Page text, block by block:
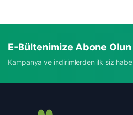
E-Bültenimize Abone Olun
Kampanya ve indirimlerden ilk siz